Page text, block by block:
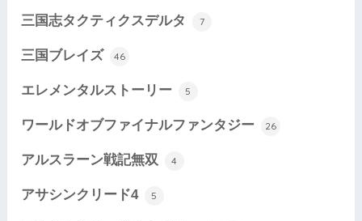
三国志タクティクスデルタ 7
三国ブレイズ 46
エレメンタルストーリー 5
ワールドオブファイナルファンタジー 26
アルスラーン戦記無双 4
アサシンクリード4 5